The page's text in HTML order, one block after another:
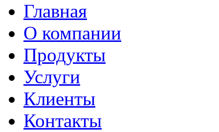
Главная
О компании
Продукты
Услуги
Клиенты
Контакты